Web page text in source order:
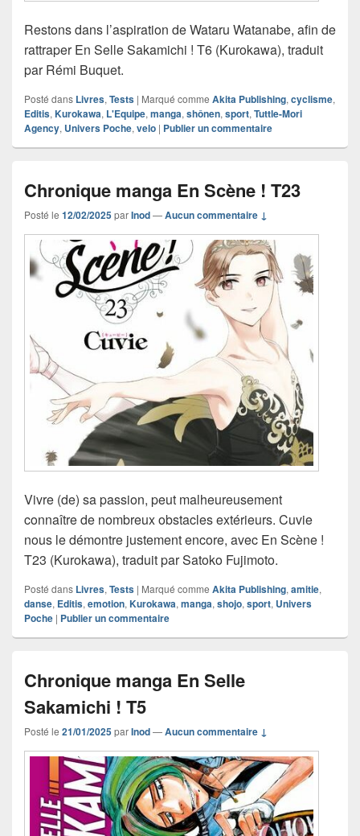
Restons dans l’aspiration de Wataru Watanabe, afin de
rattraper En Selle Sakamichi ! T6 (Kurokawa), traduit
par Rémi Buquet.
Posté dans Livres, Tests | Marqué comme Akita Publishing, cyclisme,
Editis, Kurokawa, L'Equipe, manga, shônen, sport, Tuttle-Mori
Agency, Univers Poche, velo | Publier un commentaire
Chronique manga En Scène ! T23
Posté le 12/02/2025parInod—Aucun commentaire ↓
Vivre (de) sa passion, peut malheureusement
connaître de nombreux obstacles extérieurs. Cuvie
nous le démontre justement encore, avec En Scène !
T23 (Kurokawa), traduit par Satoko Fujimoto.
Posté dans Livres, Tests | Marqué comme Akita Publishing, amitie,
danse, Editis, emotion, Kurokawa, manga, shojo, sport, Univers
Poche | Publier un commentaire
Chronique manga En Selle
Sakamichi ! T5
Posté le 21/01/2025parInod—Aucun commentaire ↓